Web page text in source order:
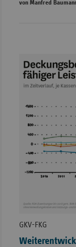
von Manfred
GKV-FKG